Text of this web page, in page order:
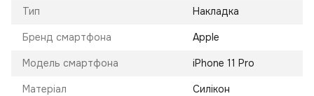
Тип Накладка
Бренд смартфона Apple
Модель смартфона iPhone 11 Pro
Матеріал Силікон